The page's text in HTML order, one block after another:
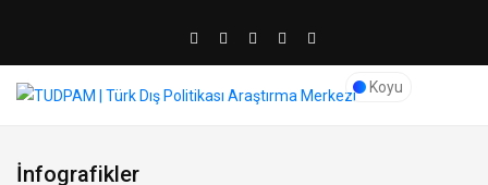
Koyu
İnfografikler